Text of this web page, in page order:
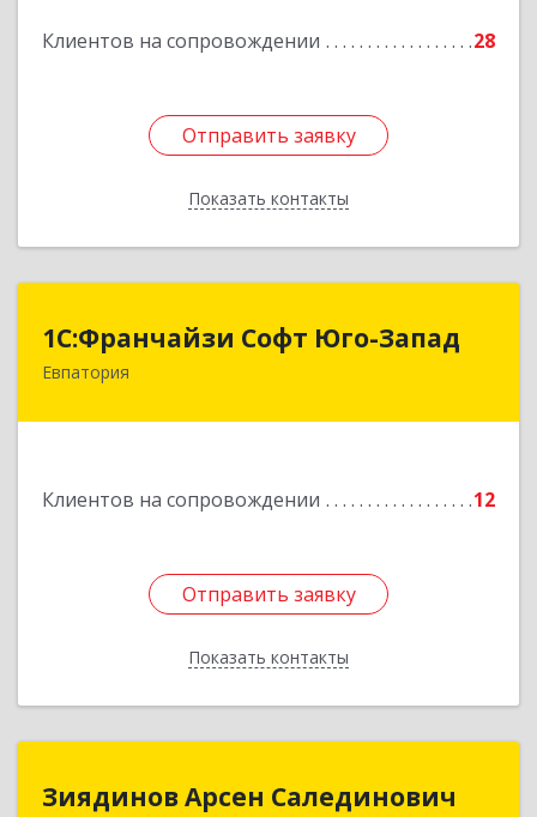
Клиентов на сопровождении 28
Отправить заявку
Показать контакты
Отправить заявку
Назад
1С:Франчайзи Софт Юго-Запад
Евпатория
Клиентов на сопровождении 12
Отправить заявку
Показать контакты
1С:Франчайзи Софт Юго-Запад
297407, Крым Респ, Евпатория г, Победы пр-кт,
Отправить заявку
Назад
Зиядинов Арсен Салединович